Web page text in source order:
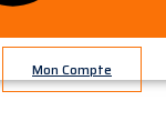
Mon Compte